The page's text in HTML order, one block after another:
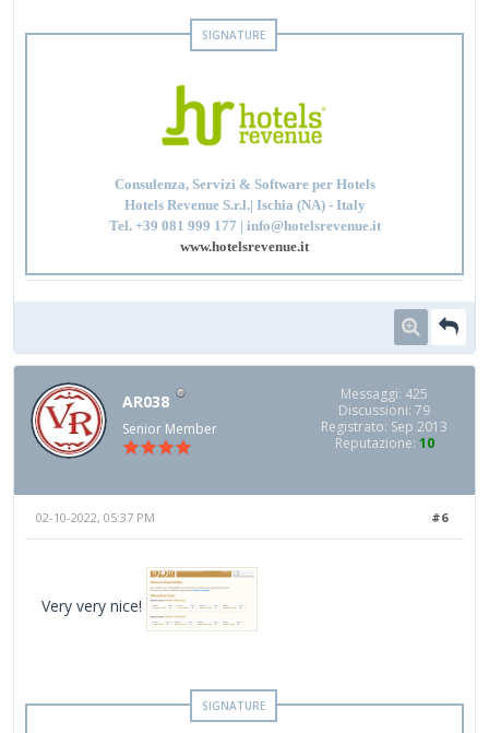
Consulenza, Servizi & Software per Hotels
Hotels Revenue S.r.l.| Ischia (NA) - Italy
Tel. +39 081 999 177 | info@hotelsrevenue.it
www.hotelsrevenue.it
AR038
Senior Member
Messaggi: 425
Discussioni: 79
Registrato: Sep 2013
Reputazione: 10
#6
02-10-2022, 05:37 PM
Very very nice!